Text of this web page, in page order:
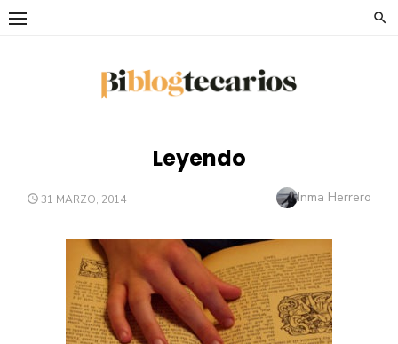
Saltar
Leyendo
PUBLICADO
31 MARZO, 2014 Autor
Inma Herrero